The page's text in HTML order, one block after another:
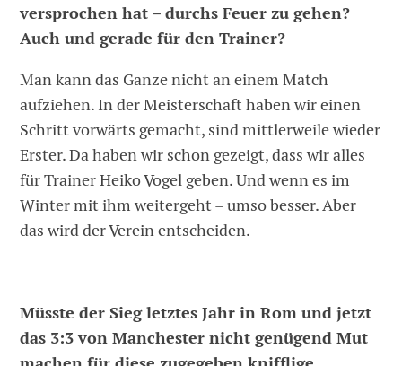
versprochen hat – durchs Feuer zu gehen?
Auch und gerade für den Trainer?
Man kann das Ganze nicht an einem Match
aufziehen. In der Meisterschaft haben wir einen
Schritt vorwärts gemacht, sind mittlerweile wieder
Erster. Da haben wir schon gezeigt, dass wir alles
für Trainer Heiko Vogel geben. Und wenn es im
Winter mit ihm weitergeht – umso besser. Aber
das wird der Verein entscheiden.
Müsste der Sieg letztes Jahr in Rom und jetzt
das 3:3 von Manchester nicht genügend Mut